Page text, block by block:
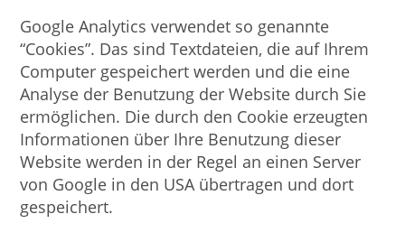
Google Analytics verwendet so genannte
“Cookies”. Das sind Textdateien, die auf Ihrem
Computer gespeichert werden und die eine
Analyse der Benutzung der Website durch Sie
ermöglichen. Die durch den Cookie erzeugten
Informationen über Ihre Benutzung dieser
Website werden in der Regel an einen Server
von Google in den USA übertragen und dort
gespeichert.